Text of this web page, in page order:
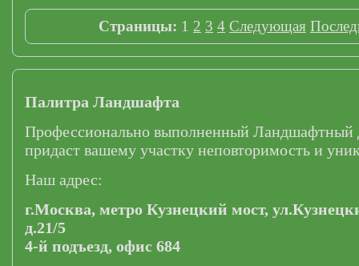
Страницы: 1 2 3 4 Следующая
Палитра Ландшафта
Профессионально выполненный Ландшафтный
придаст вашему участку неповторимость и
Наш адрес:
г.Москва, метро Кузнецкий мост,
д.21/5
4-й подъезд, офис 684